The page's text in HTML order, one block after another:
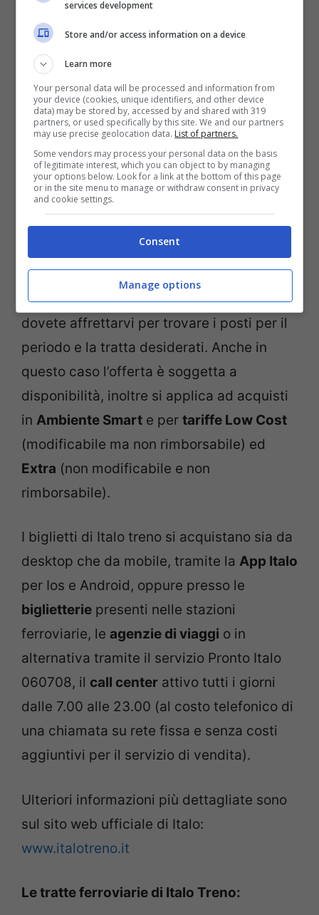
Non finisce qui, oltre ai biglietti dimezzati
per viaggiare con i suoi
treni ad alta
velocità il 25 dicembre,Italoprevede
sconti durante il periodo natalizio. Infatti
sono in offerta bigliettia partire da 9,90
euro a trattasu alcune tratte servite dalla
compagnia ferroviaria e indicate sul sito
web ufficiale. L’offerta vale sia per i
per viaggiare subito
periodo Natalizio eanche più avanti nel
mese di gennaio. Anche in questo caso
dovete affrettarvi per trovare i posti per il
periodo e la tratta desiderati. Anche in
questo caso l’offerta è soggetta a
disponibilità, inoltre si applica ad acquisti
in Ambiente Smart e per tariffe Low Cost
(modificabile ma non rimborsabile) ed
Extra (non modificabile e non
rimborsabile).
I biglietti di Italo treno si acquistano sia da
desktop che da mobile, tramite la App Italo
per Ios e Android, oppure presso le
biglietterie presenti nelle stazioni
ferroviarie, le agenzie di viaggi o in
alternativa tramite il servizio Pronto Italo
060708, il call center attivo tutti i giorni
dalle 7.00 alle 23.00 (al costo telefonico di
una chiamata su rete fissa e senza costi
aggiuntivi per il servizio di vendita).
Ulteriori informazioni più dettagliate sono
sul sito web ufficiale di Italo:
www.italotreno.it
Le tratte ferroviarie di Italo Treno:
services development
Store and/or access information on a device
Learn more
Your personal data will be processed and information from
your device (cookies, unique identifiers, and other device
data) may be stored by, accessed by and shared with 319
partners, or used specifically by this site. We and our partners
may use precise geolocation data. List of partners.
Some vendors may process your personal data on the basis
of legitimate interest, which you can object to by managing
your options below. Look for a link at the bottom of this page
or in the site menu to manage or withdraw consent in privacy
and cookie settings.
Consent
Manage options